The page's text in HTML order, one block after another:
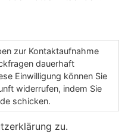
zur Kontaktaufnahme
dauerhaft
Einwilligung können Sie
widerrufen, indem Sie
schicken.
zu.